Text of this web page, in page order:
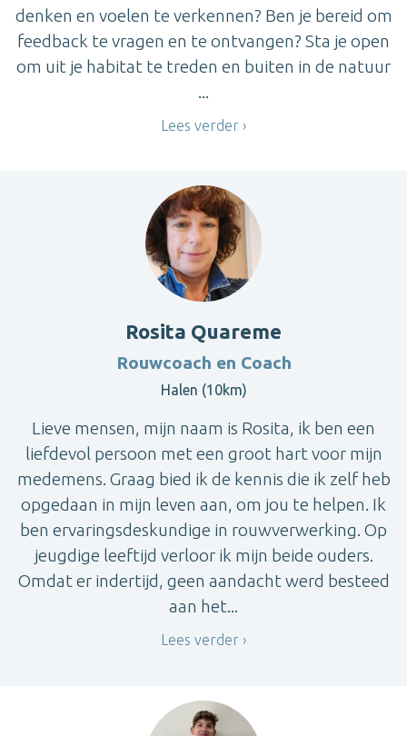
denken en voelen te verkennen? Ben je bereid om
feedback te vragen en te ontvangen? Sta je open
om uit je habitat te treden en buiten in de natuur
...
Lees verder
Rosita Quareme
Rouwcoach en Coach
Halen (10km)
Lieve mensen, mijn naam is Rosita, ik ben een
liefdevol persoon met een groot hart voor mijn
medemens. Graag bied ik de kennis die ik zelf heb
opgedaan in mijn leven aan, om jou te helpen. Ik
ben ervaringsdeskundige in rouwverwerking. Op
jeugdige leeftijd verloor ik mijn beide ouders.
Omdat er indertijd, geen aandacht werd besteed
aan het...
Lees verder